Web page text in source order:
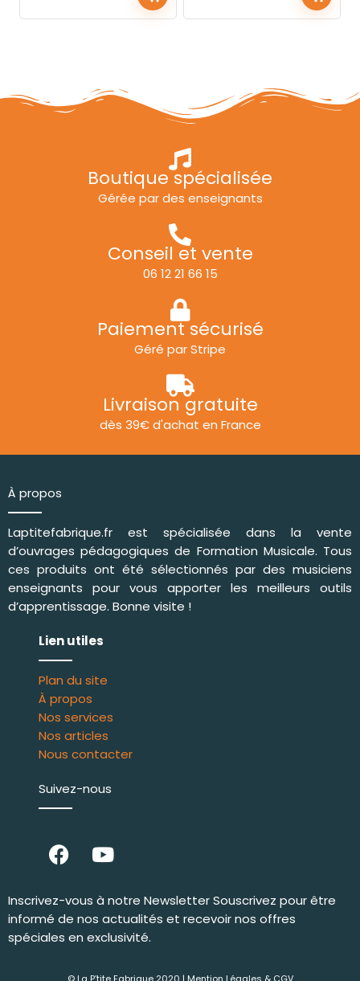
Boutique spécialisée
Gérée par des enseignants
Conseil et vente
06 12 21 66 15
Paiement sécurisé
Géré par Stripe
Livraison gratuite
dès 39€ d'achat en France
À propos
Laptitefabrique.fr est spécialisée dans la vente
d’ouvrages pédagogiques de Formation Musicale. Tous
ces produits ont été sélectionnés par des musiciens
enseignants pour vous apporter les meilleurs outils
d’apprentissage. Bonne visite !
Lien utiles
Plan du site
À propos
Nos services
Nos articles
Nous contacter
Suivez-nous
Inscrivez-vous à notre Newsletter Souscrivez pour être
informé de nos actualités et recevoir nos offres
spéciales en exclusivité.
© La P’tite Fabrique 2020 | Mention Légales & CGV